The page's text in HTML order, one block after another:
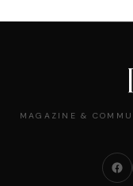
MAGAZINE &